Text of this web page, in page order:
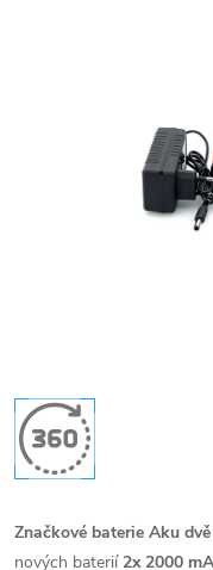
Značkové baterie Aku dvě
nových baterií2x 2000